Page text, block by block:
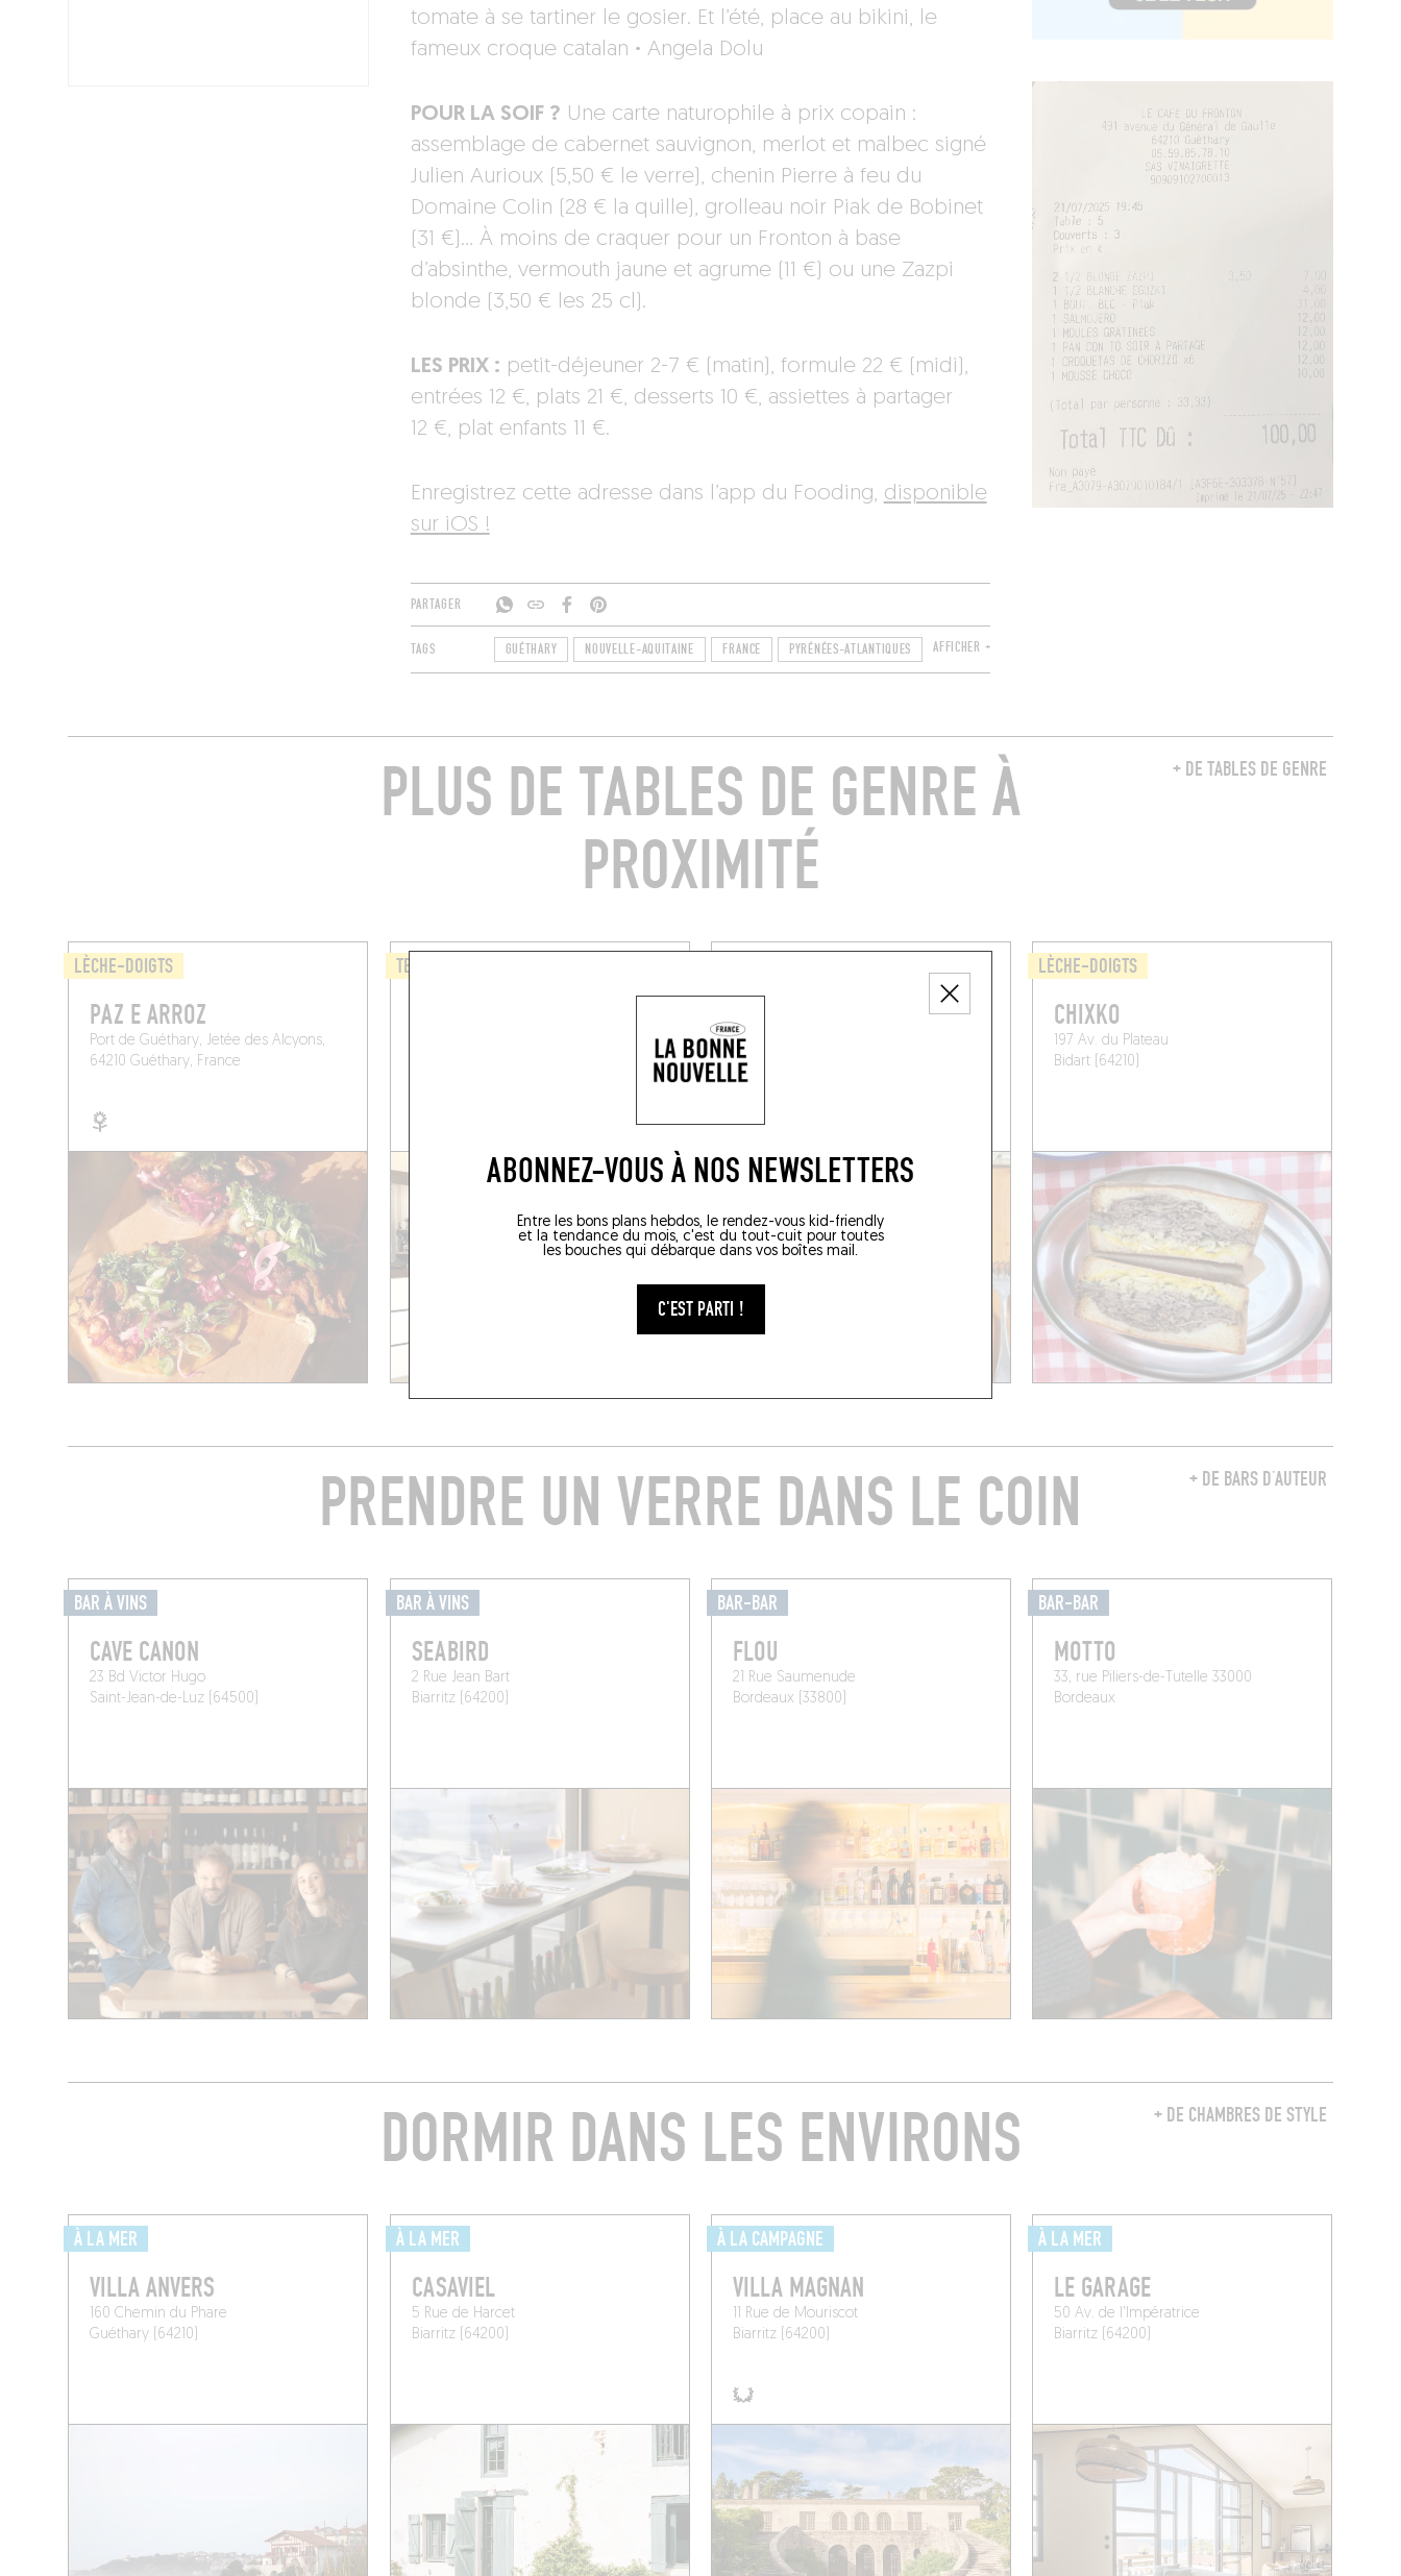
ABONNEZ-VOUS À NOS NEWSLETTERS
Entre les bons plans hebdos, le rendez-vous kid-friendly
et la tendance du mois, c'est du tout-cuit pour toutes
les bouches qui débarque dans vos boîtes mail.
C'EST PARTI !
tomate à se tartiner le gosier. Et l’été, place au bikini, le
fameux croque catalan · Angela Dolu
POUR LA SOIF ? Une carte naturophile à prix copain :
assemblage de cabernet sauvignon, merlot et malbec signé
Julien Aurioux (5,50 € le verre), chenin Pierre à feu du
Domaine Colin (28 € la quille), grolleau noir Piak de Bobinet
(31 €)… À moins de craquer pour un Fronton à base
d’absinthe, vermouth jaune et agrume (11 €) ou une Zazpi
blonde (3,50 € les 25 cl).
LES PRIX : petit-déjeuner 2-7 € (matin), formule 22 € (midi),
entrées 12 €, plats 21 €, desserts 10 €, assiettes à partager
12 €, plat enfants 11 €.
Enregistrez cette adresse dans l’app du Fooding, disponible
sur iOS !
PARTAGER
TAGS GUÉTHARY NOUVELLE-AQUITAINE FRANCE PYRÉNÉES-ATLANTIQUES AFFICHER +
+ DE TABLES DE GENRE
PLUS DE TABLES DE GENRE À
PROXIMITÉ
LÈCHE-DOIGTS
PAZ E ARROZ
Port de Guéthary, Jetée des Alcyons,
64210 Guéthary, France
TERROIR
EZKIA
6 Av. de la Grande Plage
Bidart (64210)
LÈCHE-DOIGTS
CHIXKO
197 Av. du Plateau
Bidart (64210)
+ DE BARS D’AUTEUR
PRENDRE UN VERRE DANS LE COIN
BAR À VINS
CAVE CANON
23 Bd Victor Hugo
Saint-Jean-de-Luz (64500)
BAR À VINS
SEABIRD
2 Rue Jean Bart
Biarritz (64200)
BAR-BAR
FLOU
21 Rue Saumenude
Bordeaux (33800)
BAR-BAR
MOTTO
33, rue Piliers-de-Tutelle 33000
Bordeaux
+ DE CHAMBRES DE STYLE
DORMIR DANS LES ENVIRONS
À LA MER
VILLA ANVERS
160 Chemin du Phare
Guéthary (64210)
À LA MER
CASAVIEL
5 Rue de Harcet
Biarritz (64200)
À LA CAMPAGNE
VILLA MAGNAN
11 Rue de Mouriscot
Biarritz (64200)
À LA MER
LE GARAGE
50 Av. de l'Impératrice
Biarritz (64200)